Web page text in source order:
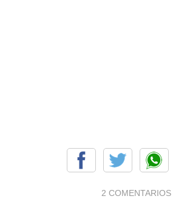
2 COMENTARIOS